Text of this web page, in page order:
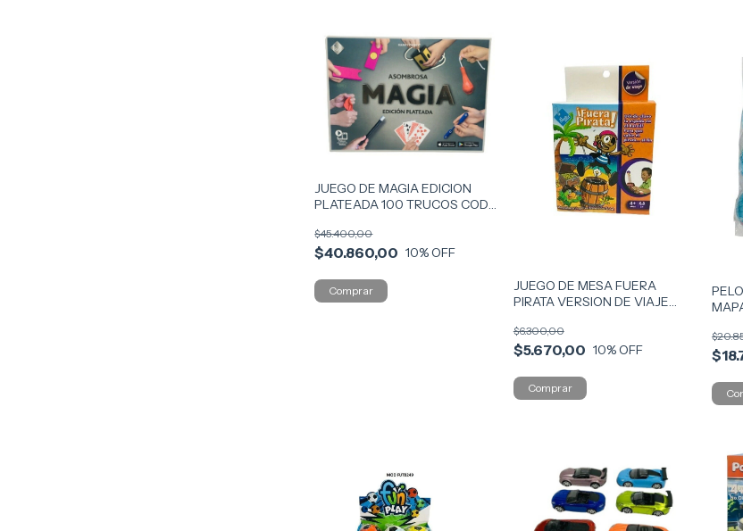
JUEGO DE MAGIA EDICION
PLATEADA 100 TRUCOS COD
$40.860,00
$45.400,00
10% OFF
JUEGO DE MESA FUERA
PIRATA VERSION DE VIAJE
$5.670,00
$6.300,00
10% OFF